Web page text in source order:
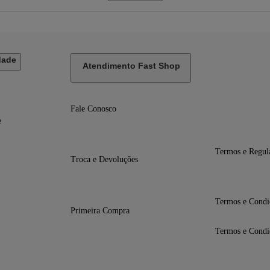
a sua operadora)
Atendimento Fast Shop
Fale Conosco
Troca e Devoluções
Primeira Compra
Termos e
Termos e
Termos e